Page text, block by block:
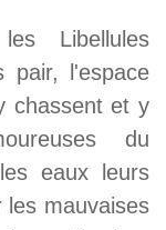
Libellules
pair, l'espace
chassent et y
du
eaux leurs
les mauvaises